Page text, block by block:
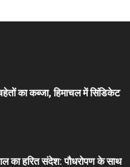
का कब्जा, हिमाचल में सिंडिकेट
का हरित संदेश: पौधरोपण के साथ